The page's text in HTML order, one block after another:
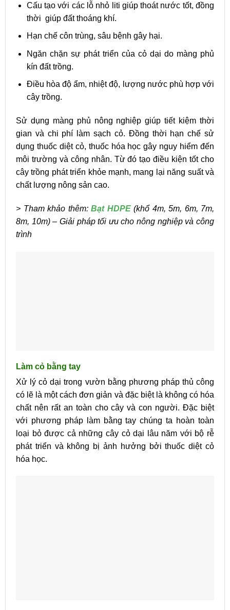
Cấu tạo với các lỗ nhỏ liti giúp thoát nước tốt, đồng
thời giúp đất thoáng khí.
Hạn chế côn trùng, sâu bệnh gây hại.
Ngăn chặn sự phát triển của cỏ dại do màng phủ
kín đất trồng.
Điều hòa độ ẩm, nhiệt độ, lượng nước phù hợp với
cây trồng.
Sử dụng màng phủ nông nghiệp giúp tiết kiệm thời
gian và chi phí làm sạch cỏ. Đồng thời hạn chế sử
dụng thuốc diệt cỏ, thuốc hóa học gây nguy hiểm đến
môi trường và công nhân. Từ đó tạo điều kiện tốt cho
cây trồng phát triển khỏe mạnh, mang lại năng suất và
chất lượng nông sản cao.
> Tham khảo thêm: Bạt HDPE(khổ 4m, 5m, 6m, 7m,
8m, 10m) – Giải pháp tối ưu cho nông nghiệp và công
trình
Làm cỏ bằng tay
Xử lý cỏ dại trong vườn bằng phương pháp thủ công
có lẽ là một cách đơn giản và đặc biệt là không có hóa
chất nên rất an toàn cho cây và con người. Đặc biệt
với phương pháp làm bằng tay chúng ta hoàn toàn
loại bỏ được cả những cây cỏ dại lâu năm với bộ rễ
phát triển và không bị ảnh hưởng bởi thuốc diệt cỏ
hóa học.